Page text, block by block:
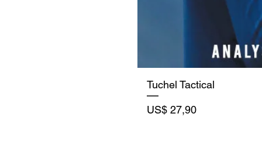
Tuchel Tactical
Precio
US$ 27,90